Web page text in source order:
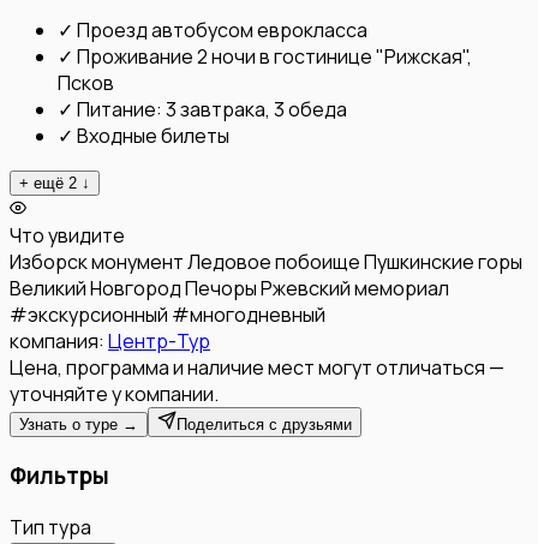
✓ Проезд автобусом еврокласса
✓ Проживание 2 ночи в гостинице "Рижская",
Псков
✓ Питание: 3 завтрака, 3 обеда
✓ Входные билеты
+ ещё 2 ↓
Что увидите
Изборскмонумент Ледовое побоищеПушкинские горы
Великий НовгородПечорыРжевский мемориал
#экскурсионный #многодневный
компания: Центр-Тур
Цена, программа и наличие мест могут отличаться —
уточняйте у компании.
Узнать о туре → Поделиться с друзьями
Фильтры
Тип тура